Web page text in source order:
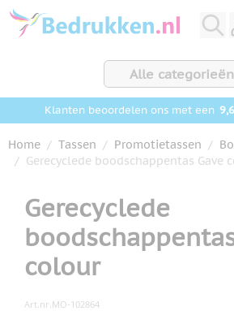
Ga naar de inhoud
Alle categorieën
Klanten beoordelen ons met een 9,6
Home / Tassen / Promotietassen /
/ Gerecyclede boodschappentas Gave
Gerecyclede
colour
Art.nr. MO-102864